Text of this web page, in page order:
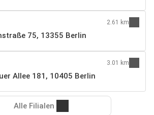
75, 13355 Berlin
2.61 km
Allee 181, 10405 Berlin
3.01 km
Alle Filialen